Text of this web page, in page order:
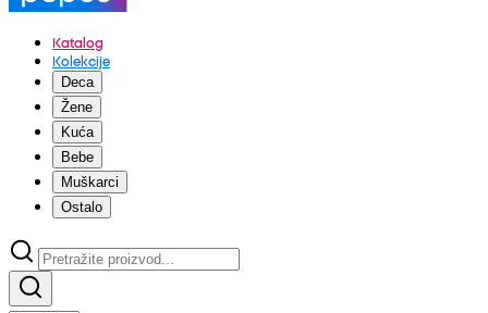
Katalog
Kolekcije
Deca
Žene
Kuća
Bebe
Muškarci
Ostalo